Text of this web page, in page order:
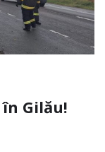
Gilău!